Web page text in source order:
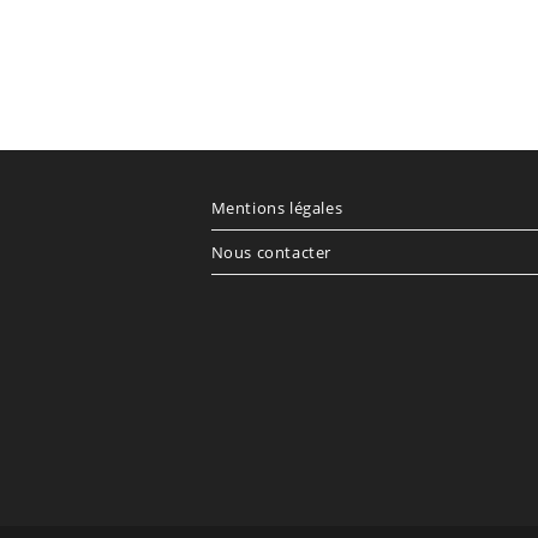
Mentions légales
Nous contacter